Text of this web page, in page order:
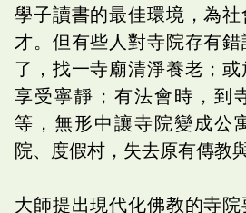
學子讀書的最佳環境，為社
才。但有些人對寺院存有
了，找一寺廟清淨養老；
享受寧靜；有法會時，到
等，無形中讓寺院變成公
院、度假村，失去原有傳教
大師提出現代化佛教的寺